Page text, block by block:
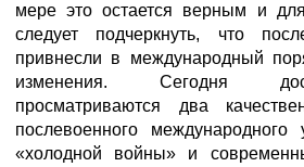
мере это остается верным и
следует подчеркнуть, что
привнесли в международный
изменения. Сегодня
просматриваются два
послевоенного международного
«холодной войны» и